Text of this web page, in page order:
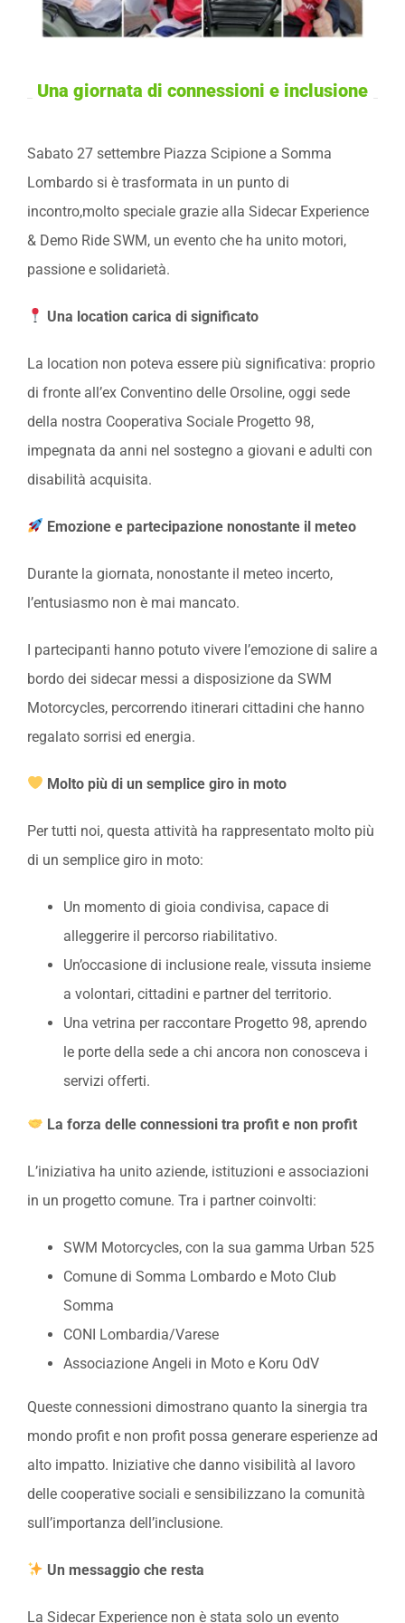
Una giornata di connessioni e inclusione
Sabato 27 settembre Piazza Scipione a Somma
Lombardo si è trasformata in un punto di
incontro,molto speciale grazie alla Sidecar Experience
& Demo Ride SWM, un evento che ha unito motori,
passione e solidarietà.
Una location carica di significato
La location non poteva essere più significativa: proprio
di fronte all’ex Conventino delle Orsoline, oggi sede
della nostra Cooperativa Sociale Progetto 98,
impegnata da anni nel sostegno a giovani e adulti con
disabilità acquisita.
Emozione e partecipazione nonostante il meteo
Durante la giornata, nonostante il meteo incerto,
l’entusiasmo non è mai mancato.
I partecipanti hanno potuto vivere l’emozione di salire a
bordo dei sidecar messi a disposizione da SWM
Motorcycles, percorrendo itinerari cittadini che hanno
regalato sorrisi ed energia.
Molto più di un semplice giro in moto
Per tutti noi, questa attività ha rappresentato molto più
di un semplice giro in moto:
Un momento di gioia condivisa, capace di
alleggerire il percorso riabilitativo.
Un’occasione di inclusione reale, vissuta insieme
a volontari, cittadini e partner del territorio.
Una vetrina per raccontare Progetto 98, aprendo
le porte della sede a chi ancora non conosceva i
servizi offerti.
La forza delle connessioni tra profit e non profit
L’iniziativa ha unito aziende, istituzioni e associazioni
in un progetto comune. Tra i partner coinvolti:
SWM Motorcycles, con la sua gamma Urban 525
Comune di Somma Lombardo e Moto Club
Somma
CONI Lombardia/Varese
Associazione Angeli in Moto e Koru OdV
Queste connessioni dimostrano quanto la sinergia tra
mondo profit e non profit possa generare esperienze ad
alto impatto. Iniziative che danno visibilità al lavoro
delle cooperative sociali e sensibilizzano la comunità
sull’importanza dell’inclusione.
Un messaggio che resta
La Sidecar Experience non è stata solo un evento